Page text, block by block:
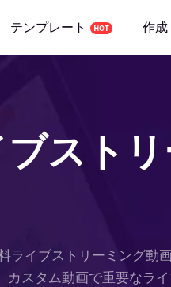
テンプレート 作成
ブスト
ライブストリーミング動
カスタム動画で重要なラ